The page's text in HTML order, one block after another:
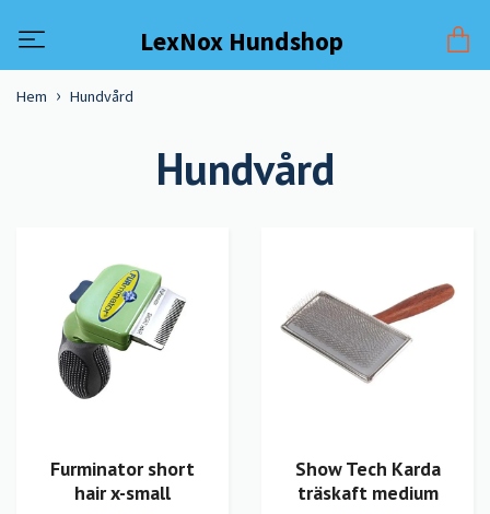
LexNox Hundshop
Hem Hundvård
Hundvård
Furminator short
hair x-small
Show Tech Karda
träskaft medium